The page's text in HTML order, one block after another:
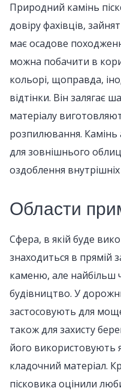
Природний камінь
довіру фахівців,
має осадове
можна побачити в
кольорі, щоправда,
відтінки. Він залягає
матеріалу
розпилювання. Камінь
для зовнішнього
оздоблення внутрішніх
Области
Сфера, в якій буде
знаходиться в прямій
каменю, але найбільш
будівництво. У
застосовують для
також для захисту
його використовують
кладочний матеріал.
пісковика оцінили